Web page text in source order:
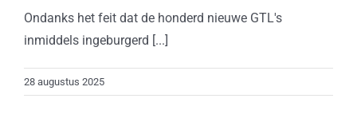
Ondanks het feit dat de honderd nieuwe GTL's
inmiddels ingeburgerd [...]
28 augustus 2025